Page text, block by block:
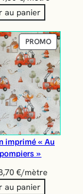
au panier
PROMOPRODUIT
EN
imprimé « Au
»
€/mètre
au panier